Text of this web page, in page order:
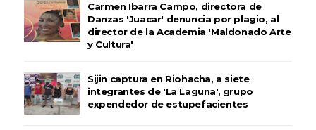
Carmen Ibarra Campo, directora de
Danzas 'Juacar' denuncia por plagio, al
director de la Academia 'Maldonado Arte
y Cultura'
Sijin captura en Riohacha, a siete
integrantes de 'La Laguna', grupo
expendedor de estupefacientes